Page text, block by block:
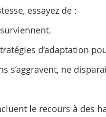
essayez de :
d’adaptation
s’aggravent, ne
le recours à des